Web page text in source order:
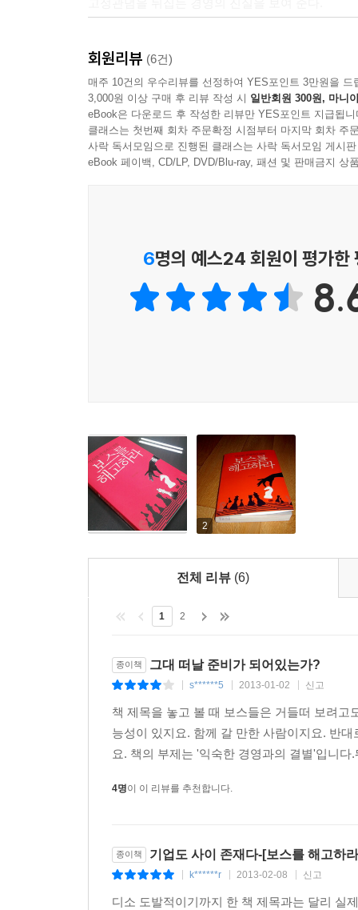
전략③ 게임의 규칙을 바꿔라
7장 소유가 아니라 관계다
소유한다, 고로 존재한다
공유 가치의 창조
│소셜 네트워크가 만드는 약한 유대
소유하는 기업에서 관계 맺는 기업으로
2008년 글로벌 경제 위기 이후, 경영의 패러다임
반성하며 자본주의 모델을 다시 만들어야 한다
나머지, 소비자 복지를 간과하고 천연자원 고갈
하크 하바스 미디어랩 소장도 20세기 자본주의
존재하는 환상이었다는 것이다. 게리 해멀 런던비
여겨 온 ‘기업의 목적은 돈을 버는 것’이라는 명
최고 덕목으로 추앙했다. 심지어는 이런 일도 있
그런데 그 해 9월, 경제 위기가 터졌다. 거대 기
틀렸음을 뼈저리게 깨닫는다. 그 이후 새로운 시
네트워크로 연결된 수평 조직의 중요성이 점점 부
박광서 (아모레퍼시픽 경영고문, 한국인사관리학
회원리뷰 (6건)
매주 10건의 우수리뷰를 선정하여 YES포인트 3만원을 드
3,000원 이상 구매 후 리뷰 작성 시 일반회원 300원, 마니
eBook은 다운로드 후 작성한 리뷰만 YES포인트 지급됩니
클래스는 첫번째 회차 주문확정 시점부터 마지막 회차 주
사락 독서모임으로 진행된 클래스는 사락 독서모임 게시
eBook 페이백, CD/LP, DVD/Blu-ray, 패션 및 판매금지 상
6명의 예스24 회원이 평가한
2
전체 리뷰 (6)
1 2
종이책 그대 떠날 준비가 되어있는가?
s******5 2013-01-02 신고
책 제목을 놓고 볼 때 보스들은 거들떠 보려
능성이 있지요. 함께 갈 만한 사람이지요. 반
요. 책의 부제는 '익숙한 경영과의 결별'입니
4명이 이 리뷰를 추천합니다.
종이책 기업도 사이 존재다-[보스를 해고하
k******r 2013-02-08 신고
디소 도발적이기까지 한 책 제목과는 달리 실